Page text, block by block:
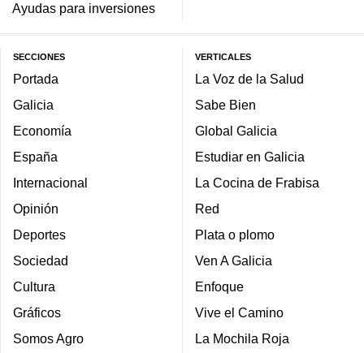
Ayudas para inversiones
SECCIONES
Portada
Galicia
Economía
España
Internacional
Opinión
Deportes
Sociedad
Cultura
Gráficos
Somos Agro
VERTICALES
La Voz de la Salud
Sabe Bien
Global Galicia
Estudiar en Galicia
La Cocina de Frabisa
Red
Plata o plomo
Ven A Galicia
Enfoque
Vive el Camino
La Mochila Roja